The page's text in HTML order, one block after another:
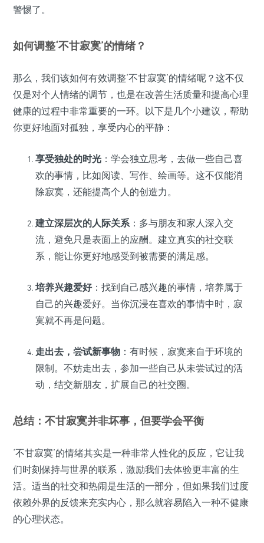
警惕了。
如何调整‘不甘寂寞’的情绪？
那么，我们该如何有效调整‘不甘寂寞’的情绪呢？这不仅
仅是对个人情绪的调节，也是在改善生活质量和提高心理
健康的过程中非常重要的一环。以下是几个小建议，帮助
你更好地面对孤独，享受内心的平静：
享受独处的时光 ：学会独立思考，去做一些自己喜
欢的事情，比如阅读、写作、绘画等。这不仅能消
除寂寞，还能提高个人的创造力。
建立深层次的人际关系 ：多与朋友和家人深入交
流，避免只是表面上的应酬。建立真实的社交联
系，能让你更好地感受到被需要的满足感。
培养兴趣爱好：找到自己感兴趣的事情，培养属于
自己的兴趣爱好。当你沉浸在喜欢的事情中时，寂
寞就不再是问题。
走出去，尝试新事物 ：有时候，寂寞来自于环境的
限制。不妨走出去，参加一些自己从未尝试过的活
动，结交新朋友，扩展自己的社交圈。
总结：不甘寂寞并非坏事，但要学会平衡
‘不甘寂寞’的情绪其实是一种非常人性化的反应，它让我
们时刻保持与世界的联系，激励我们去体验更丰富的生
活。适当的社交和热闹是生活的一部分，但如果我们过度
依赖外界的反馈来充实内心，那么就容易陷入一种不健康
的心理状态。